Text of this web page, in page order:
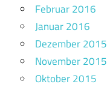
Februar 2016
Januar 2016
Dezember 2015
November 2015
Oktober 2015